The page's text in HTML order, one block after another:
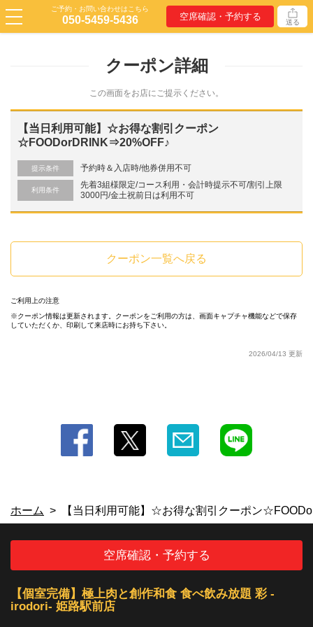
ご予約・お問い合わせはこちら
050-5459-5436 空席確認・予約する 送る
クーポン詳細
この画面をお店にご提示ください。
【当日利用可能】☆お得な割引クーポン
☆FOODorDRINK⇒20%OFF♪
提示条件 予約時＆入店時/他券併用不可
利用条件
先着3組様限定/コース利用・会計時提示不可/割引上限
3000円/金土祝前日は利用不可
クーポン一覧へ戻る
ご利用上の注意
クーポン情報は更新されます。クーポンをご利用の方は、画面キャプチャ機能などで保存
していただくか、印刷して来店時にお持ち下さい。
2026/04/13 更新
兵庫県姫路市西駅前町１－４ キュエル姫路６階
https://irodorihimezi.owst.jp/coupons/105208958
閉じる
ホーム 【当日利用可能】☆お得な割引クーポン
空席確認・予約する
【個室完備】極上肉と創作和食 食べ飲み放題 彩 -
irodori- 姫路駅前店